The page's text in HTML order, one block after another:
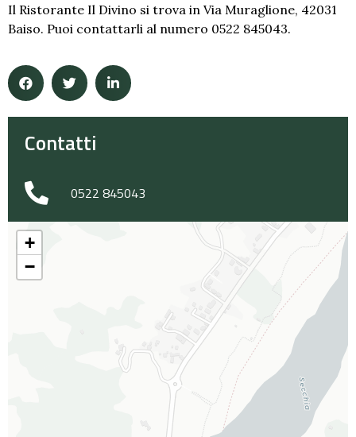
Il Ristorante Il Divino si trova in Via Muraglione, 42031
Baiso. Puoi contattarli al numero 0522 845043.
Contatti
0522 845043
+
−